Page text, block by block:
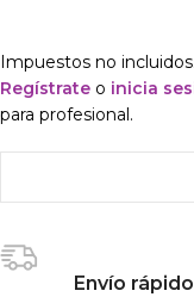
Impuestos no
Regístrate o inicia
para profesional.
Envío rápido